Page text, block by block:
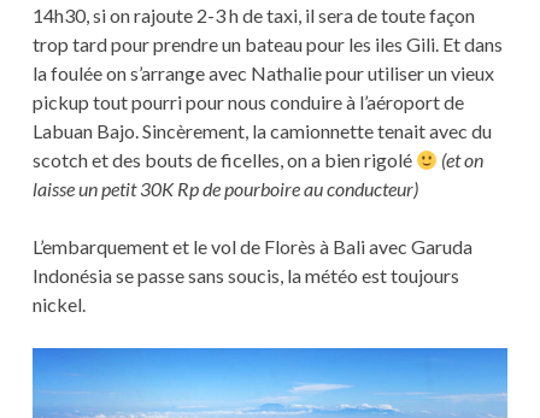
14h30, si on rajoute 2-3 h de taxi, il sera de toute façon
trop tard pour prendre un bateau pour les iles Gili. Et dans
la foulée on s’arrange avec Nathalie pour utiliser un vieux
pickup tout pourri pour nous conduire à l’aéroport de
Labuan Bajo. Sincèrement, la camionnette tenait avec du
scotch et des bouts de ficelles, on a bien rigolé
(et on
laisse un petit 30K Rp de pourboire au conducteur)
L’embarquement et le vol de Florès à Bali avec Garuda
Indonésia se passe sans soucis, la météo est toujours
nickel.